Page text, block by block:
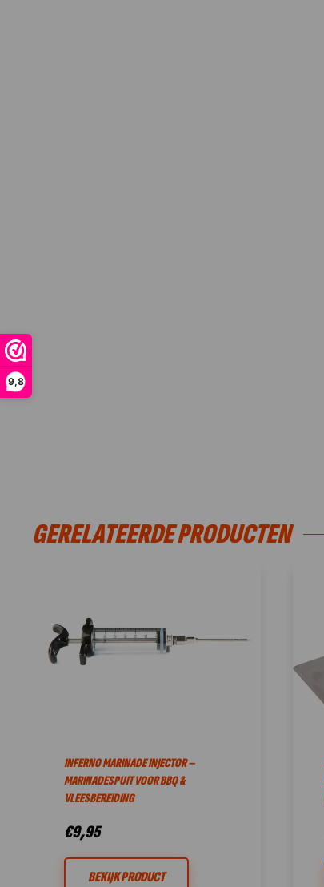
9,8
GERELATEERDE PRODUCTEN
INFERNO MARINADE INJECTOR –
MARINADESPUIT VOOR BBQ &
VLEESBEREIDING
€9,95
BEKIJK PRODUCT